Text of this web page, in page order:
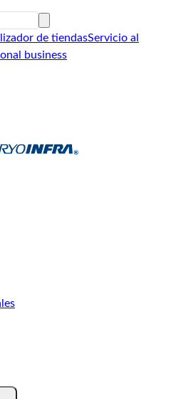
de tiendasServicio al
business